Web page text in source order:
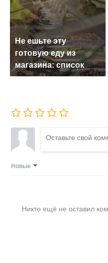
Не ешьте эту
готовую еду из
магазина: список
Новые
Никто ещё не оставил